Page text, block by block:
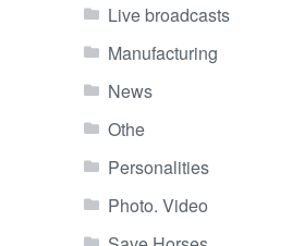
Live broadcasts
Manufacturing
News
Othe
Personalities
Photo. Video